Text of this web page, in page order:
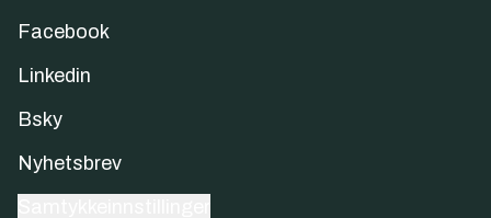
Facebook
Linkedin
Bsky
Nyhetsbrev